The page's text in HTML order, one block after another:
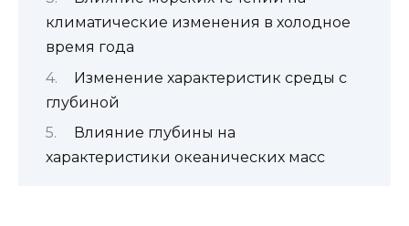
климатические изменения в холодное
время года
Изменение характеристик среды с
глубиной
Влияние глубины на
характеристики океанических масс